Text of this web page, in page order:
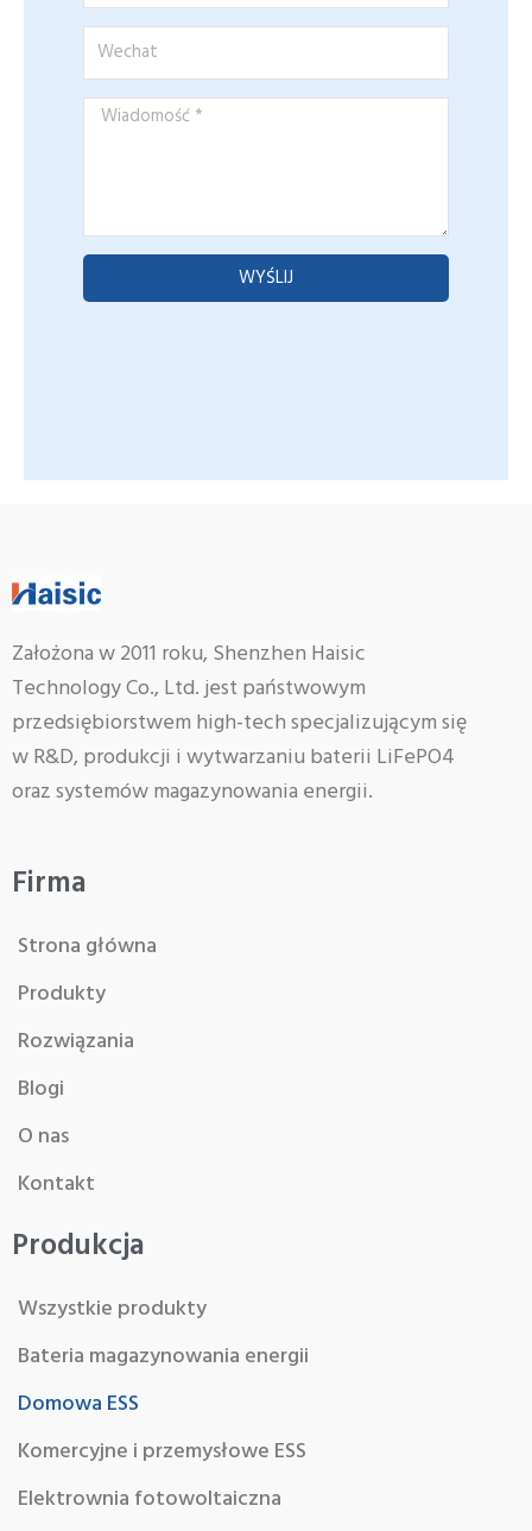
Wechat
Wiadomość
WYŚLIJ
Założona w 2011 roku, Shenzhen Haisic
Technology Co., Ltd. jest państwowym
przedsiębiorstwem high-tech specjalizującym się
w R&D, produkcji i wytwarzaniu baterii LiFePO4
oraz systemów magazynowania energii.
Firma
Strona główna
Produkty
Rozwiązania
Blogi
O nas
Kontakt
Produkcja
Wszystkie produkty
Bateria magazynowania energii
Domowa ESS
Komercyjne i przemysłowe ESS
Elektrownia fotowoltaiczna